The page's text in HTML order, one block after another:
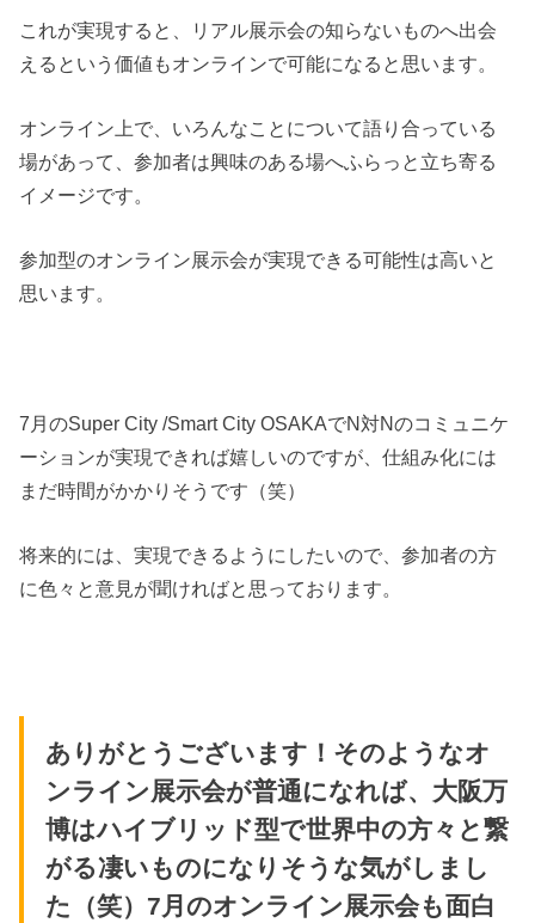
これが実現すると、リアル展示会の知らないものへ出会
えるという価値もオンラインで可能になると思います。
オンライン上で、いろんなことについて語り合っている
場があって、参加者は興味のある場へふらっと立ち寄る
イメージです。
参加型のオンライン展示会が実現できる可能性は高いと
思います。
7月のSuper City /Smart City OSAKAでN対Nのコミュニケ
ーションが実現できれば嬉しいのですが、仕組み化には
まだ時間がかかりそうです（笑）
将来的には、実現できるようにしたいので、参加者の方
に色々と意見が聞ければと思っております。
ありがとうございます！そのようなオ
ンライン展示会が普通になれば、大阪万
博はハイブリッド型で世界中の方々と繋
がる凄いものになりそうな気がしまし
た（笑）7月のオンライン展示会も面白